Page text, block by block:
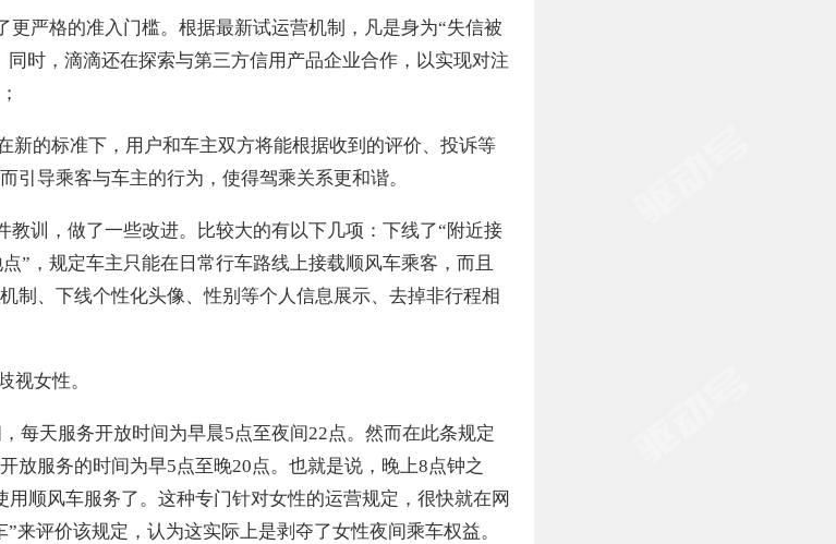
严格的准入门槛。根据最新试运营机制，凡是身为“失信被
时，滴滴还在探索与第三方信用产品企业合作，以实现对注
新的标准下，用户和车主双方将能根据收到的评价、投诉等
引导乘客与车主的行为，使得驾乘关系更和谐。
训，做了一些改进。比较大的有以下几项：下线了“附近接
”，规定车主只能在日常行车路线上接载顺风车乘客，而且
制、下线个性化头像、性别等个人信息展示、去掉非行程相
视女性。
每天服务开放时间为早晨5点至夜间22点。然而在此条规定
放服务的时间为早5点至晚20点。也就是说，晚上8点钟之
顺风车服务了。这种专门针对女性的运营规定，很快就在网
来评价该规定，认为这实际上是剥夺了女性夜间乘车权益。